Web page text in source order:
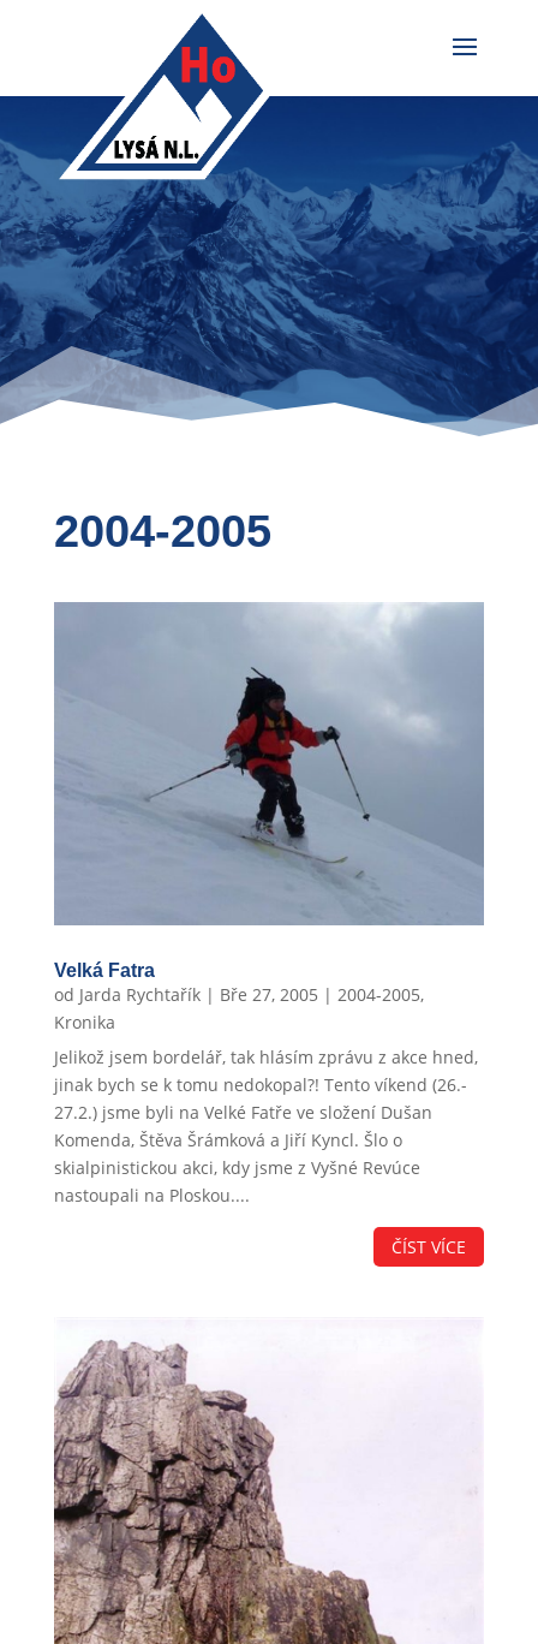
2004-2005
Velká Fatra
od Jarda Rychtařík| Bře 27, 2005 | 2004-2005,
Kronika
Jelikož jsem bordelář, tak hlásím zprávu z akce hned,
jinak bych se k tomu nedokopal?! Tento víkend (26.-
27.2.) jsme byli na Velké Fatře ve složení Dušan
Komenda, Štěva Šrámková a Jiří Kyncl. Šlo o
skialpinistickou akci, kdy jsme z Vyšné Revúce
nastoupali na Ploskou....
ČÍST VÍCE